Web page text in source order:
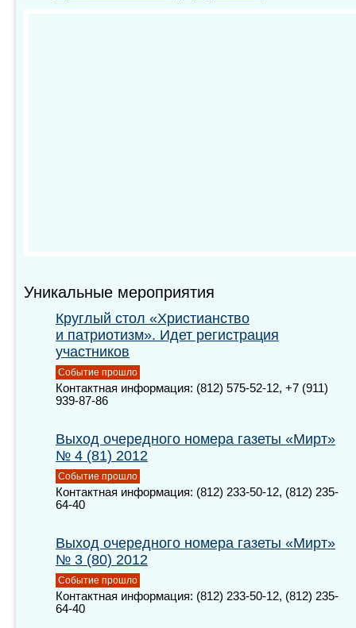
Уникальные мероприятия
Круглый стол «Христианство
и патриотизм». Идет регистрация
участников
Событие прошло
Контактная информация: (812) 575-52-12, +7 (911)
939-87-86
Выход очередного номера газеты «Мирт»
№ 4 (81) 2012
Событие прошло
Контактная информация: (812) 233-50-12, (812) 235-
64-40
Выход очередного номера газеты «Мирт»
№ 3 (80) 2012
Событие прошло
Контактная информация: (812) 233-50-12, (812) 235-
64-40